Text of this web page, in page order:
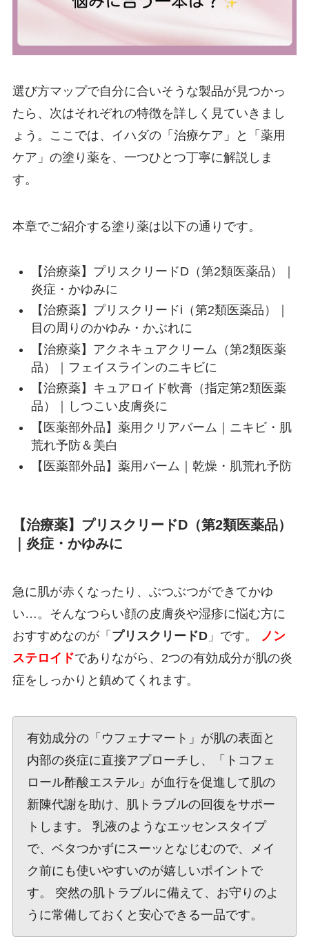
選び方マップで自分に合いそうな製品が見つかっ
たら、次はそれぞれの特徴を詳しく見ていきまし
ょう。ここでは、イハダの「治療ケア」と「薬用
ケア」の塗り薬を、一つひとつ丁寧に解説しま
す。
本章でご紹介する塗り薬は以下の通りです。
【治療薬】プリスクリードD（第2類医薬品）｜
炎症・かゆみに
【治療薬】プリスクリードi（第2類医薬品）｜
目の周りのかゆみ・かぶれに
【治療薬】アクネキュアクリーム（第2類医薬
品）｜フェイスラインのニキビに
【治療薬】キュアロイド軟膏（指定第2類医薬
品）｜しつこい皮膚炎に
【医薬部外品】薬用クリアバーム｜ニキビ・肌
荒れ予防＆美白
【医薬部外品】薬用バーム｜乾燥・肌荒れ予防
【治療薬】プリスクリードD（第2類医薬品）
｜炎症・かゆみに
急に肌が赤くなったり、ぶつぶつができてかゆ
い…。そんなつらい顔の皮膚炎や湿疹に悩む方に
おすすめなのが「 プリスクリードD」です。
ノン
ステロイドでありながら、2つの有効成分が肌の炎
症をしっかりと鎮めてくれます。
有効成分の「ウフェナマート」が肌の表面と
内部の炎症に直接アプローチし、「トコフェ
ロール酢酸エステル」が血行を促進して肌の
新陳代謝を助け、肌トラブルの回復をサポー
トします。 乳液のようなエッセンスタイプ
で、ベタつかずにスーッとなじむので、メイ
ク前にも使いやすいのが嬉しいポイントで
す。 突然の肌トラブルに備えて、お守りのよ
うに常備しておくと安心できる一品です。